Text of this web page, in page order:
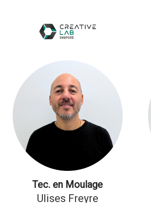
Tec. en Moulage
Ulises Freyre